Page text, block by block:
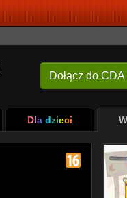
Dołącz do CDA
Dla dzieci